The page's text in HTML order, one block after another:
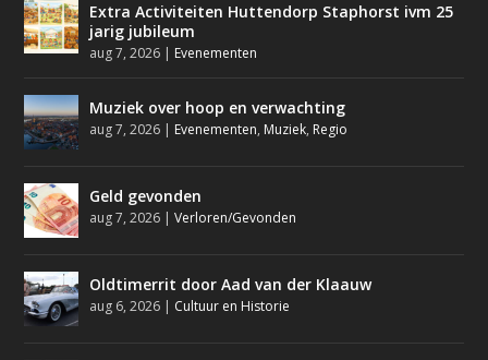
Extra Activiteiten Huttendorp Staphorst ivm 25
jarig jubileum
aug 7, 2026 | Evenementen
Muziek over hoop en verwachting
aug 7, 2026 | Evenementen, Muziek, Regio
Geld gevonden
aug 7, 2026 |Verloren/Gevonden
Oldtimerrit door Aad van der Klaauw
aug 6, 2026 | Cultuur en Historie